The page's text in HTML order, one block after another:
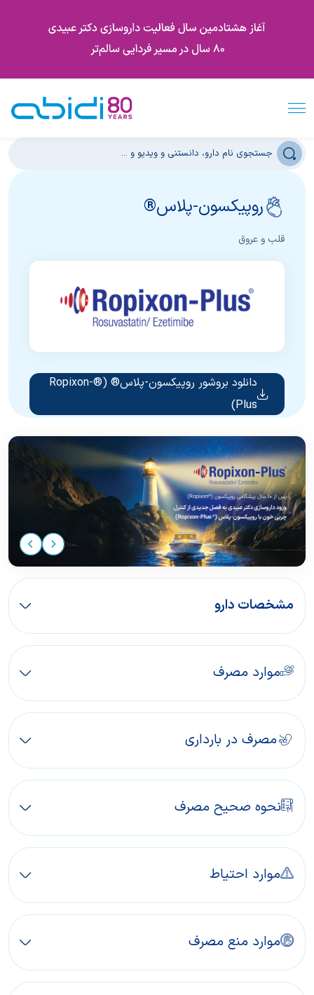
روپیکسون-پلاس®
قلب و عروق
دانلود بروشور روپیکسون-پلاس® (®Ropixon-
Plus)
مشخصات دارو
موارد مصرف
مصرف در بارداری
نحوه صحیح مصرف
موارد احتیاط
موارد منع مصرف